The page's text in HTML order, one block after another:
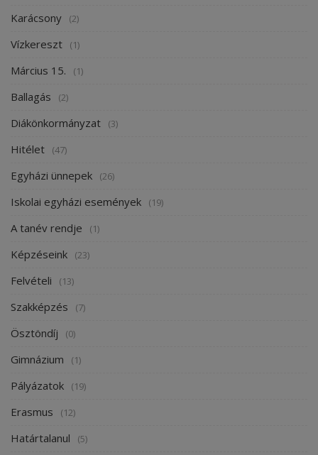
Karácsony (2)
Vízkereszt (1)
Március 15. (1)
Ballagás (2)
Diákönkormányzat (3)
Hitélet (47)
Egyházi ünnepek (26)
Iskolai egyházi események (19)
A tanév rendje (1)
Képzéseink (23)
Felvételi (13)
Szakképzés (7)
Ösztöndíj (0)
Gimnázium (1)
Pályázatok (19)
Erasmus (12)
Határtalanul (5)